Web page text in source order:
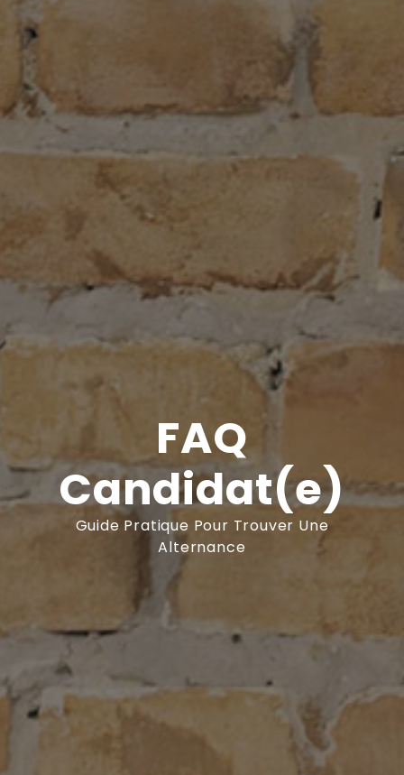
FAQ
Candidat(e)
Guide Pratique Pour Trouver Une
Alternance